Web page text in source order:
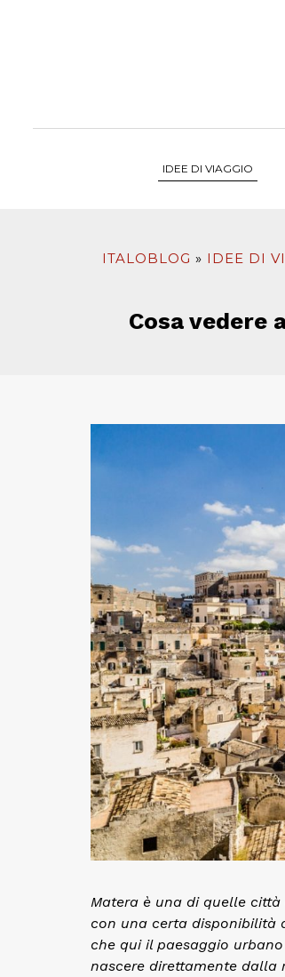
IDEE DI VIAGGIO
ITALOBLOG IDEE DI
Cosa vedere
Matera è una di quelle
con una certa disponibilità
che qui il paesaggio
nascere direttamente dalla